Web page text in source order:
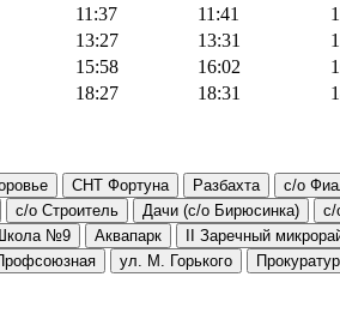
11:37 11:41
13:27 13:31
15:58 16:02
18:27 18:31
СНТ Фортуна Разбахта с/о
с/о Строитель Дачи (с/о Бирюсинка) с/
№9 Аквапарк II Заречный
ул. М. Горького